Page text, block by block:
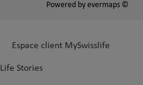
Powered by evermaps ©
Espace client MySwisslife
Stories